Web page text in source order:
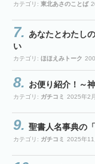
カテゴリ: 東北あさのことば
あなたとわたし
い
カテゴリ: ほほえみトーク
お便り紹介！～
カテゴリ: ガチコミ 2025年2
聖書人名事典の「
カテゴリ: ガチコミ 2025年11